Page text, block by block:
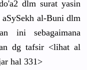
dlm surat yasin
aSySekh al-Buni dlm
ini sebagaimana
dg tafsir <lihat al
hal 331>